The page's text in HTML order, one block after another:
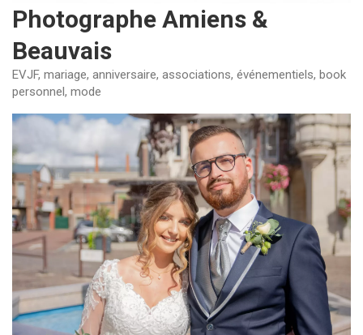
Photographe Amiens &
Beauvais
EVJF, mariage, anniversaire, associations, événementiels, book
personnel, mode